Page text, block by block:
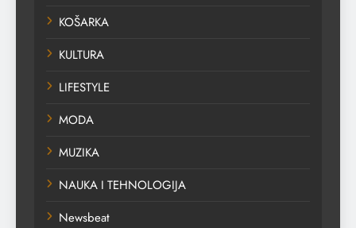
KOŠARKA
KULTURA
LIFESTYLE
MODA
MUZIKA
NAUKA I TEHNOLOGIJA
Newsbeat